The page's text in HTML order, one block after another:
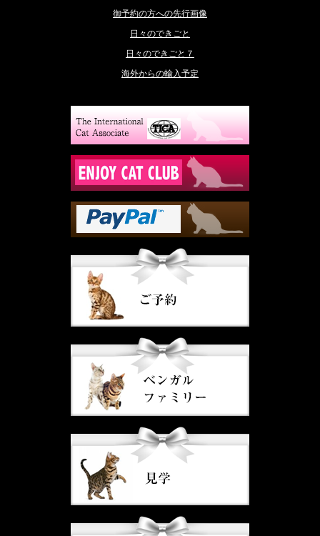
御予約の方への先行画像
日々のできごと
日々のできごと７
海外からの輸入予定